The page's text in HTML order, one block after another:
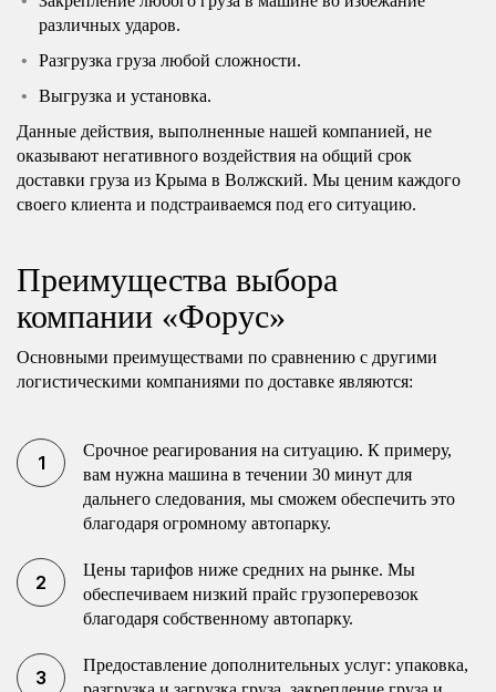
различных ударов.
Разгрузка груза любой сложности.
Выгрузка и установка.
Данные действия, выполненные нашей компанией, не
оказывают негативного воздействия на общий срок
доставки груза из Крыма в Волжский. Мы ценим каждого
своего клиента и подстраиваемся под его ситуацию.
Преимущества выбора
компании «Форус»
Основными преимуществами по сравнению с другими
логистическими компаниями по доставке являются:
Срочное реагирования на ситуацию. К примеру,
вам нужна машина в течении 30 минут для
дальнего следования, мы сможем обеспечить это
благодаря огромному автопарку.
Цены тарифов ниже средних на рынке. Мы
обеспечиваем низкий прайс грузоперевозок
благодаря собственному автопарку.
Предоставление дополнительных услуг: упаковка,